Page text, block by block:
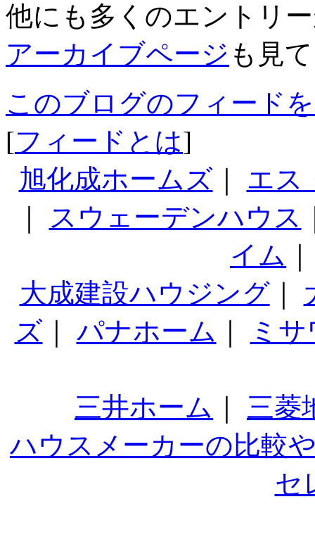
他にも多くのエントリ
アーカイブページ も見
このブログのフィード
[フィードとは]
旭化成ホームズ｜ エス
スウェーデンハウス
イム
大成建設ハウジング｜
ズ｜ パナホーム ミ
三井ホーム
三菱
ハウスメーカーの比較
セ